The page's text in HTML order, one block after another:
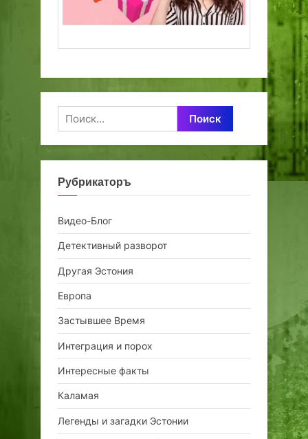
Найти:
Рубрикаторъ
Видео-Блог
Детективный разворот
Другая Эстония
Европа
Застывшее Время
Интеграция и порох
Интересные факты
Каламая
Легенды и загадки Эстонии